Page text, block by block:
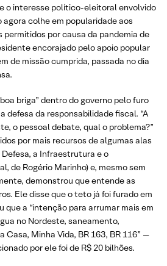
o interesse político-eleitoral envolvido
agora colhe em popularidade aos
por causa da pandemia de
encorajado pelo apoio popular
de missão cumprida, passada no dia
briga” dentro do governo pelo furo
defesa da responsabilidade fiscal. “A
o pessoal debate, qual o problema?”
por mais recursos de algumas alas
a Infraestrutura e o
de Rogério Marinho) e, mesmo sem
demonstrou que entende as
Ele disse que o teto já foi furado em
que a “intenção para arrumar mais em
no Nordeste, saneamento,
Casa, Minha Vida, BR 163, BR 116” —
por ele foi de R$ 20 bilhões.